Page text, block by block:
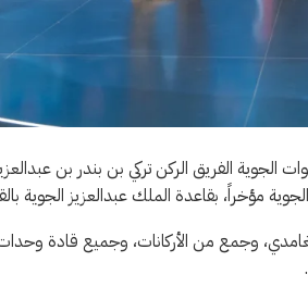
الجوية الفريق الركن تركي بن بندر بن
مؤخراً، بقاعدة الملك عبدالعزيز الجوية
وجمع من الأركانات، وجميع قادة